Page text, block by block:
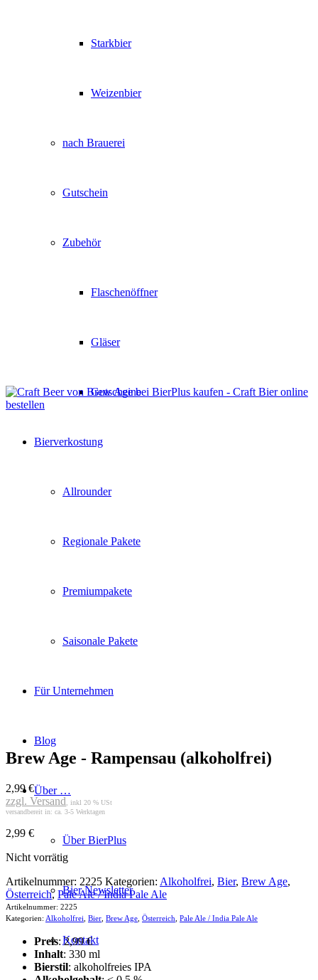
Starkbier
Weizenbier
nach Brauerei
Gutschein
Zubehör
Flaschenöffner
Gläser
Gutscheine
Bierverkostung
Allrounder
Regionale Pakete
Premiumpakete
Saisonale Pakete
Für Unternehmen
Blog
Über …
Über BierPlus
Bier Newsletter
Kontakt
Brew Age - Rampensau (alkoholfrei)
2,99€
zzgl. Versand , inkl 20 % USt
versandbereit in: ca. 3-5 Werktagen
2,99 €
Nicht vorrätig
Artikelnummer: 2225 Kategorien: Alkoholfrei, Bier, Brew Age,
Österreich,Pale Ale / India Pale Ale
Artikelnummer: 2225
Kategorien: Alkoholfrei Bier Brew Age Österreich Pale Ale / India Pale Ale
Preis:2,99€
Inhalt: 330 ml
Bierstil: alkoholfreies IPA